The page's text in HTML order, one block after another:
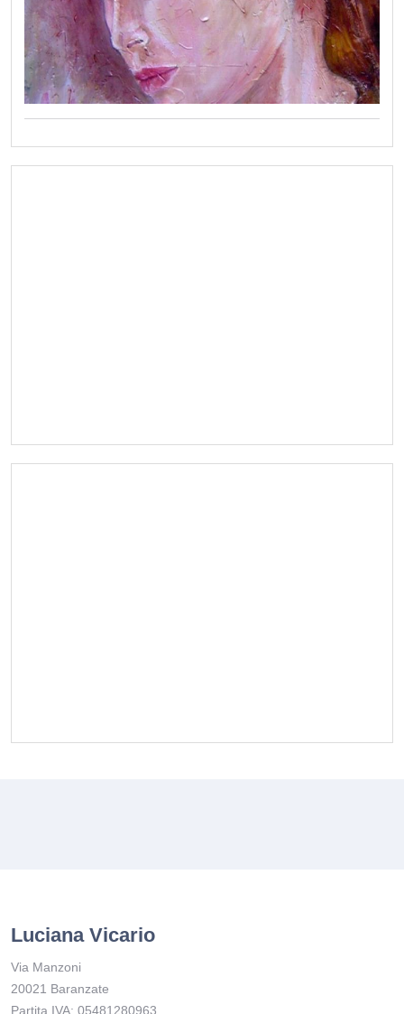
Luciana Vicario
Via Manzoni
20021 Baranzate
Partita IVA: 05481280963